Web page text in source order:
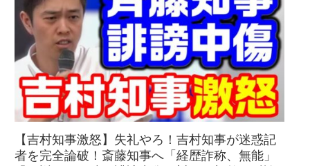
【吉村知事激怒】失礼やろ！吉村知事が迷惑記
者を完全論破！斎藤知事へ「経歴詐称、無能」